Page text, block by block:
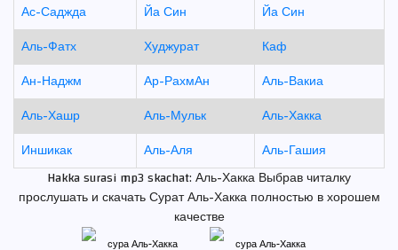
Ас-Саджда
Йа Син
Йа Син
Аль-Фатх
Худжурат
Каф
Ан-Наджм
Ар-РахмАн
Аль-Вакиа
Аль-Хашр
Аль-Мульк
Аль-Хакка
Иншикак
Аль-Аля
Аль-Гашия
Hakka surasi mp3 skachat: Аль-Хакка Выбрав читалку
прослушать и скачать Сурат Аль-Хакка полностью в хорошем
качестве